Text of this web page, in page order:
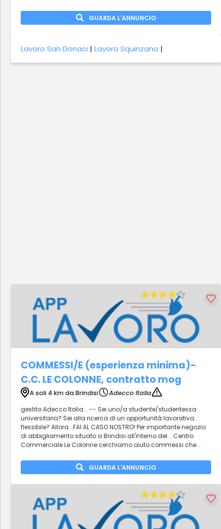
GUARDA L'ANNUNCIO
Lavoro San Donaci |Lavoro Squinzano |
COMMESSI/E (esperienza minima)-
C.C. LE COLONNE, contratto mog
A soli 4 km da Brindisi
Adecco Italia
gestito Adecco Italia... -- Sei uno/a studente/studentessa
universitaria? Sei alla ricerca di un opportunità lavorativa...
flessibile? Allora...FAI AL CASO NOSTRO! Per importante negozio
di abbigliamento situato a Brindisi all'interno del... Centro
Commerciale Le Colonne cerchiamo aiuto commessi che...
GUARDA L'ANNUNCIO